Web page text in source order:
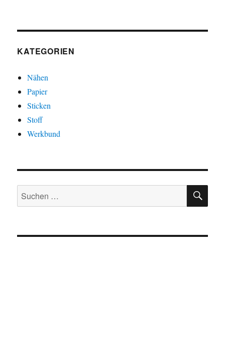
KATEGORIEN
Nähen
Papier
Sticken
Stoff
Werkbund
Suchen
nach: